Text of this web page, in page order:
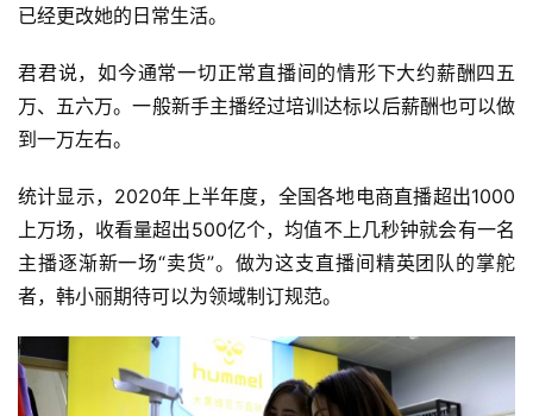
投
每
日
诗
已经更改她的日常生活。
君君说，如今通常一切正常直播间的情形下大约薪酬四五
万、五六万。一般新手主播经过培训达标以后薪酬也可以做
到一万左右。
统计显示，2020年上半年度，全国各地电商直播超出1000
上万场，收看量超出500亿个，均值不上几秒钟就会有一名
主播逐渐新一场“卖货”。做为这支直播间精英团队的掌舵
者，韩小丽期待可以为领域制订规范。